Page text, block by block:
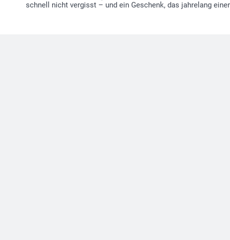
schnell nicht vergisst – und ein Geschenk, das jahrelang